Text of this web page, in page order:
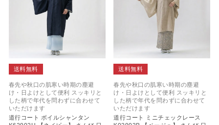
送料無料
春先や秋口の肌寒い時期の塵避
け・日よけとして便利 スッキリと
した柄で年代を問わずに合わせて
いただけます
道行コート ボイルシャンタン
送料無料
春先や秋口の肌寒い時期の塵避
け・日よけとして便利 スッキリと
した柄で年代を問わずに合わせて
いただけます
道行コート ミニチェックレース